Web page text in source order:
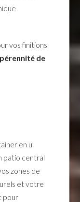
vos finitions
pérennité de
en u
patio central
zones de
et votre
pour